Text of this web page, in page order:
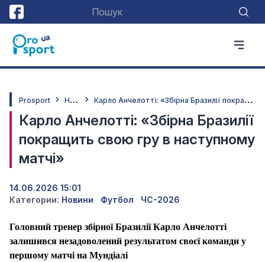
Prosport Н
овини К
арло Анчелотті: «Збірна Бразилії покращить свою гру в наступному матчі»
Карло Анчелотті: «Збірна Бразилії
покращить свою гру в наступному
матчі»
14.06.2026 15:01
Категории: Новини Футбол ЧС-2026
Головний тренер збірної Бразилії Карло Анчелотті
залишився незадоволений результатом своєї команди у
першому матчі на Мундіалі